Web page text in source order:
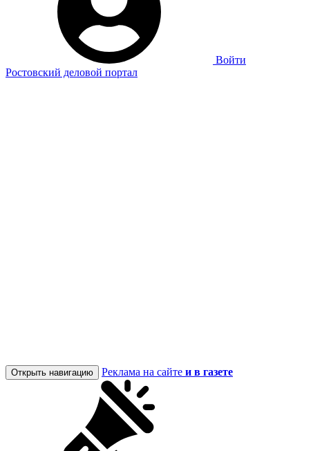
Войти
Ростовский деловой портал
Открыть навигацию Реклама на сайте и в газете